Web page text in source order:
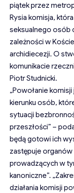
piątek przez
Rysia komisja,
seksualnego osób
zależności w
archidiecezji. O
komunikacie
Piotr Studnicki.
„Powołanie
kierunku osób,
sytuacji
przeszłości” –
będą gotowi ich
zastępuje
prowadzących w
kanoniczne”.
działania komisji